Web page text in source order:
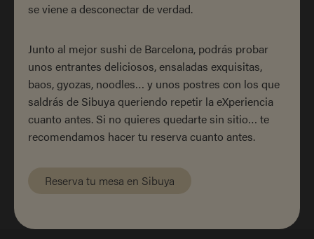
se viene a desconectar de verdad.
Junto al mejor sushi de Barcelona, podrás probar
unos entrantes deliciosos, ensaladas exquisitas,
baos, gyozas, noodles… y unos postres con los que
saldrás de Sibuya queriendo repetir la eXperiencia
cuanto antes. Si no quieres quedarte sin sitio… te
recomendamos hacer tu reserva cuanto antes.
Reserva tu mesa en Sibuya